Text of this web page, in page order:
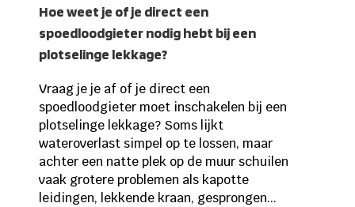
Hoe weet je of je direct een
spoedloodgieter nodig hebt bij een
plotselinge lekkage?
Vraag je je af of je direct een
spoedloodgieter moet inschakelen bij een
plotselinge lekkage? Soms lijkt
wateroverlast simpel op te lossen, maar
achter een natte plek op de muur schuilen
vaak grotere problemen als kapotte
leidingen, lekkende kraan, gesprongen...